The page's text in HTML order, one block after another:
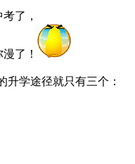
了，
了！
升学途径就只有三个：